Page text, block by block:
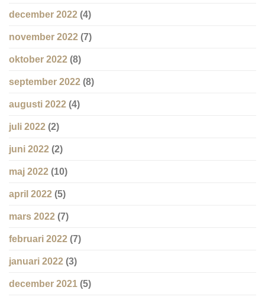
december 2022 (4)
november 2022 (7)
oktober 2022 (8)
september 2022 (8)
augusti 2022 (4)
juli 2022 (2)
juni 2022 (2)
maj 2022 (10)
april 2022 (5)
mars 2022 (7)
februari 2022 (7)
januari 2022 (3)
december 2021 (5)